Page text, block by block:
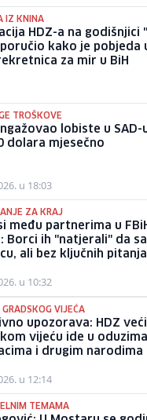
IZ KNINA
HDZ-a na godišnjici
kako je pobjeda
za mir u BiH
TROŠKOVE
lobiste u SAD-
dolara mjesečno
u 18:03
ZA KRAJ
među partnerima u
Borci ih "natjerali" da
ali bez ključnih pitanja
u 10:32
GRADSKOG VIJEĆA
upozorava: HDZ
vijeću ide u
i drugim narodima
u 12:14
TEMAMA